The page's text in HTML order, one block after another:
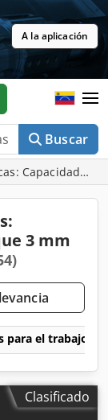
A la aplicación
Buscar
Capacidad de
3 mm
para el trabajo
Clasificado